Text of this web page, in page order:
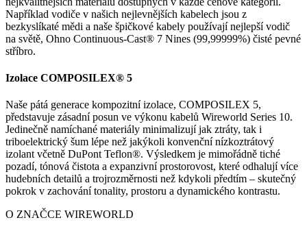
Například vodiče v našich nejlevnějších kabelech jsou z
bezkyslíkaté mědi a naše špičkové kabely používají nejlepší vodič
na světě, Ohno Continuous-Cast® 7 Nines (99,99999%) čisté pevné
stříbro.
Izolace COMPOSILEX® 5
Naše pátá generace kompozitní izolace, COMPOSILEX 5,
představuje zásadní posun ve výkonu kabelů Wireworld Series 10.
Jedinečně namíchané materiály minimalizují jak ztráty, tak i
triboelektrický šum lépe než jakýkoli konvenční nízkoztrátový
izolant včetně DuPont Teflon®. Výsledkem je mimořádně tiché
pozadí, tónová čistota a expanzivní prostorovost, které odhalují více
hudebních detailů a trojrozměrnosti než kdykoli předtím – skutečný
pokrok v zachování tonality, prostoru a dynamického kontrastu.
O ZNAČCE WIREWORLD